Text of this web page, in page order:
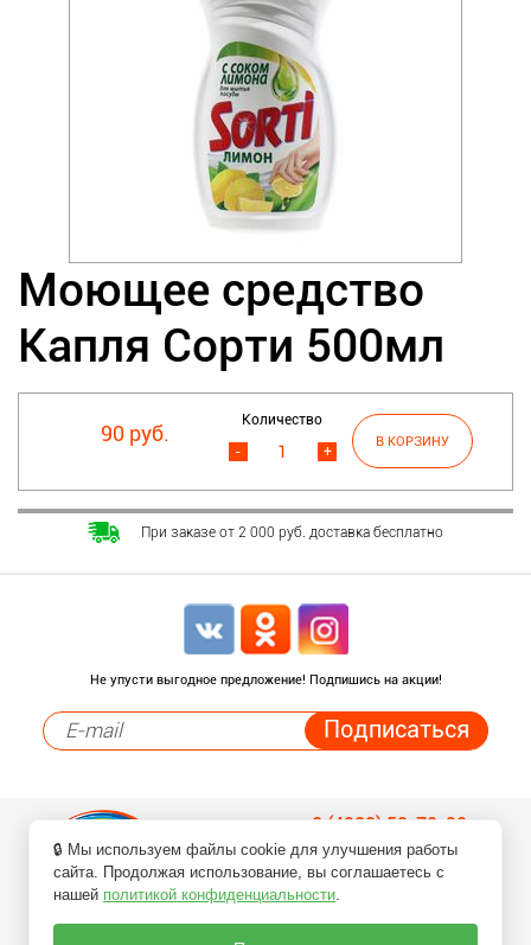
Моющее средство
Капля Сорти 500мл
90 руб.
Количество
+
-
При заказе от 2 000 руб. доставка бесплатно
Не упусти выгодное предложение! Подпишись на акции!
8 (4932) 50-70-90
Заказ товаров по телефонам
🔒 Мы используем файлы cookie для улучшения работы
сайта. Продолжая использование, вы соглашаетесь с
нашей политикой конфиденциальности.